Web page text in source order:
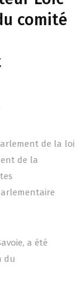
comité
de la loi
de la
a été
du